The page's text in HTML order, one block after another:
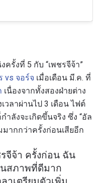
รั้งที่ 5 กับ “เพชรจีจ้า”
vs จอร์จ เมื่อเดือน มี.ค. ที่
เนื่องจากทั้งสองฝ่ายต่าง
วลาผ่านไป 3 เดือน ไฟต์
ลังจะเกิดขึ้นจริง ซึ่ง “อัล
มากกว่าครั้งก่อนเสียอีก
จีจ้า ครั้งก่อน ฉัน
นสภาพที่ดีมาก